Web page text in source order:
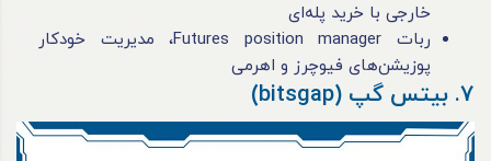
خارجی با خرید پله‌ای
ربات Futures position manager، مدیریت خودکار
پوزیشن‌های فیوچرز و اهرمی
7. بیتس گپ (bitsgap)